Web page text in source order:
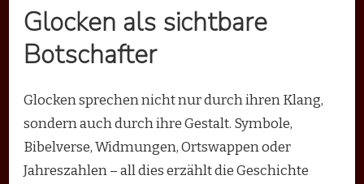
Glocken als sichtbare
Botschafter
Glocken sprechen nicht nur durch ihren Klang,
sondern auch durch ihre Gestalt. Symbole,
Bibelverse, Widmungen, Ortswappen oder
Jahreszahlen – all dies erzählt die Geschichte